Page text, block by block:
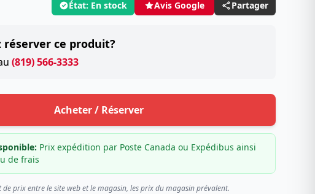
État: En stock Avis Google Partager
réserver ce produit?
(819) 566-3333
Acheter / Réserver
Prix expédition par Poste Canada ou Expédibus ainsi
de frais
de prix entre le site web et le magasin, les prix du magasin prévalent.